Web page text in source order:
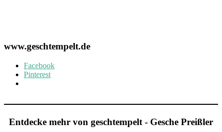
www.geschtempelt.de
Facebook
Pinterest
Entdecke mehr von geschtempelt - Gesche Preißler